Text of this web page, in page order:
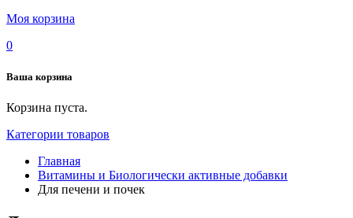
Моя корзина
0
Ваша корзина
Корзина пуста.
Категории товаров
Главная
Витамины и Биологически активные добавки
Для печени и почек